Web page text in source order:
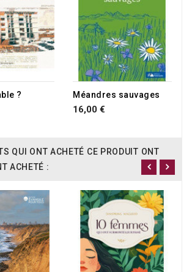
? Méandres sauvages
16,00 €
QUI ONT ACHETÉ CE PRODUIT ONT
ACHETÉ :